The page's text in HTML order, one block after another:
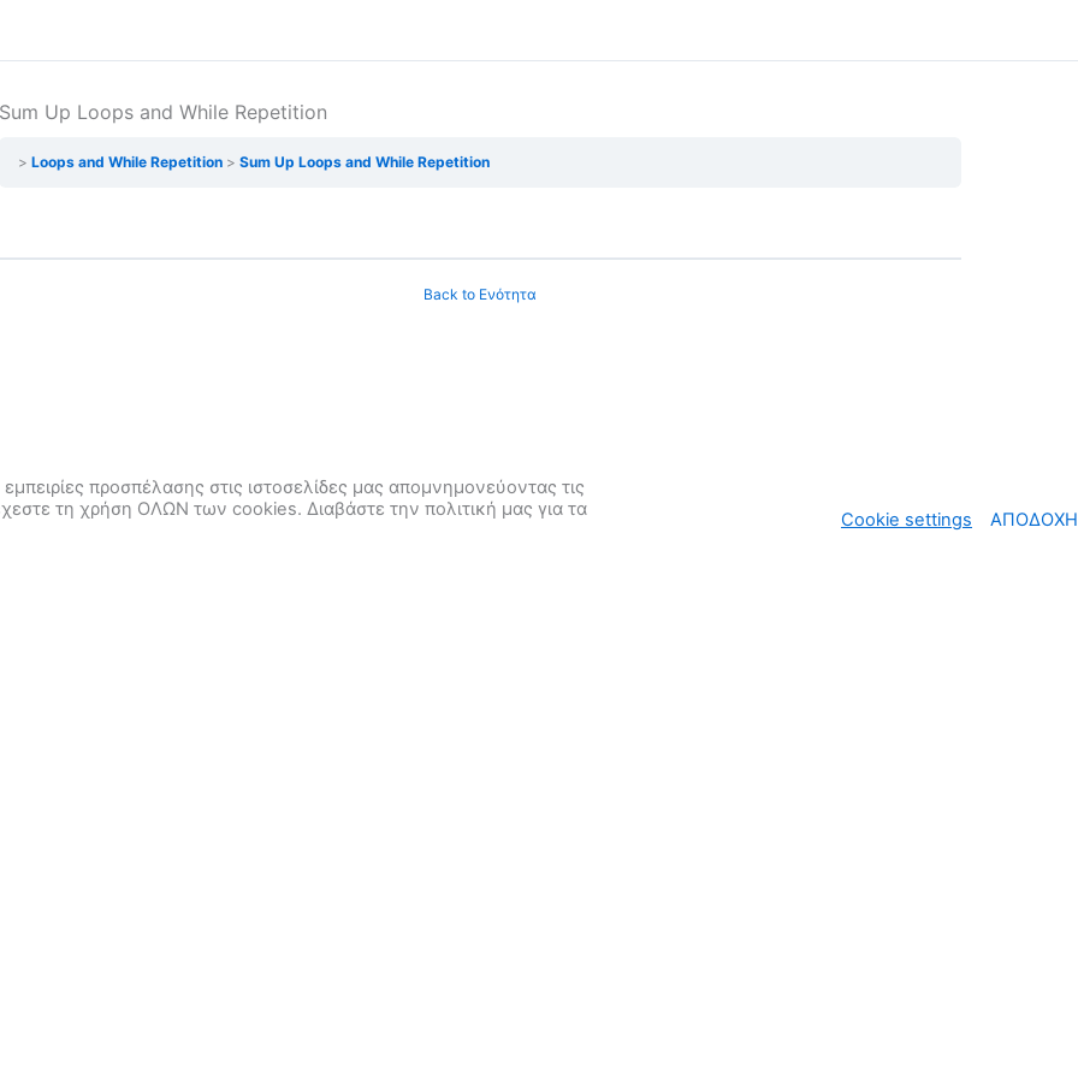
Sum Up Loops and While Repetition
Loops and While Repetition Sum Up Loops and While Repetition
Back to Ενότητα
προσπέλασης στις ιστοσελίδες μας απομνημονεύοντας τις
τη χρήση ΟΛΩΝ των cookies. Διαβάστε την πολιτική μας για τα
Cookie settings ΑΠΟΔΟΧΗ